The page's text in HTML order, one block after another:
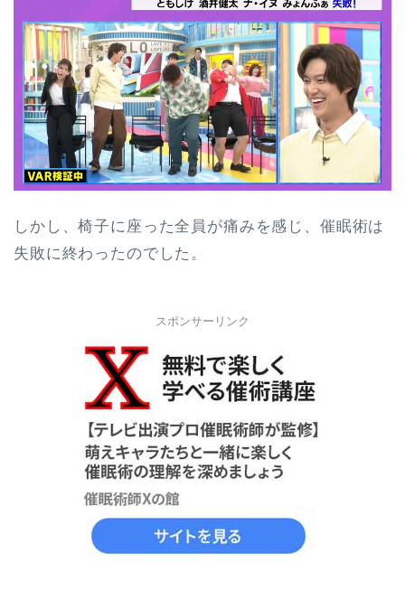
しかし、椅子に座った全員が痛みを感じ、催眠術は
失敗に終わったのでした。
スポンサーリンク